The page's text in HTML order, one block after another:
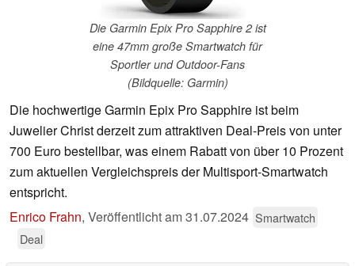
Die Garmin Epix Pro Sapphire 2 ist
eine 47mm große Smartwatch für
Sportler und Outdoor-Fans
(Bildquelle: Garmin)
Die hochwertige Garmin Epix Pro Sapphire ist beim
Juwelier Christ derzeit zum attraktiven Deal-Preis von unter
700 Euro bestellbar, was einem Rabatt von über 10 Prozent
zum aktuellen Vergleichspreis der Multisport-Smartwatch
entspricht.
Enrico Frahn, Veröffentlicht am31.07.2024 Smartwatch
Deal